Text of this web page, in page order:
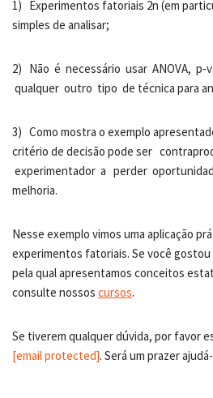
1) Experimentos fatoriais 2n (em
simples de analisar;
2) Não é necessário usar ANOVA,
qualquer outro tipo de técnica para
3) Como mostra o exemplo
critério de decisão pode ser
experimentador a perder
melhoria.
Nesse exemplo vimos uma aplicação
experimentos fatoriais. Se você gostou
pela qual apresentamos conceitos
consulte nossos cursos.
Se tiverem qualquer dúvida, por favor
[email protected]. Será um prazer